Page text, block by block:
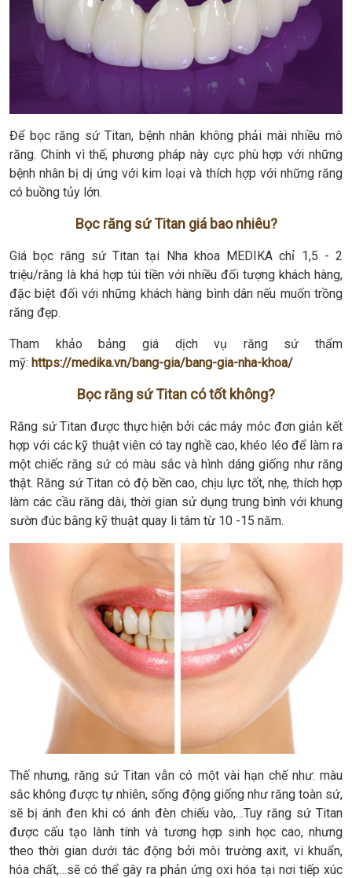
Để bọc răng sứ Titan, bệnh nhân không phải mài nhiều mô
răng. Chính vì thế, phương pháp này cực phù hợp với những
bệnh nhân bị dị ứng với kim loại và thích hợp với những răng
có buồng tủy lớn.
Bọc răng sứ Titan giá bao nhiêu?
Giá bọc răng sứ Titan tại Nha khoa MEDIKA chỉ 1,5 - 2
triệu/răng là khá hợp túi tiền với nhiều đối tượng khách hàng,
đặc biệt đối với những khách hàng bình dân nếu muốn trồng
răng đẹp.
Tham khảo bảng giá dịch vụ răng sứ thẩm
mỹ: https://medika.vn/bang-gia/bang-gia-nha-khoa/
Bọc răng sứ Titan có tốt không?
Răng sứ Titan được thực hiện bởi các máy móc đơn giản kết
hợp với các kỹ thuật viên có tay nghề cao, khéo léo để làm ra
một chiếc răng sứ có màu sắc và hình dáng giống như răng
thật. Răng sứ Titan có độ bền cao, chịu lực tốt, nhẹ, thích hợp
làm các cầu răng dài, thời gian sử dụng trung bình với khung
sườn đúc bằng kỹ thuật quay li tâm từ 10 -15 năm.
Thế nhưng, răng sứ Titan vẫn có một vài hạn chế như: màu
sắc không được tự nhiên, sống động giống như răng toàn sứ,
sẽ bị ánh đen khi có ánh đèn chiếu vào,…Tuy răng sứ Titan
được cấu tạo lành tính và tương hợp sinh học cao, nhưng
theo thời gian dưới tác động bởi môi trường axit, vi khuẩn,
hóa chất,…sẽ có thể gây ra phản ứng oxi hóa tại nơi tiếp xúc